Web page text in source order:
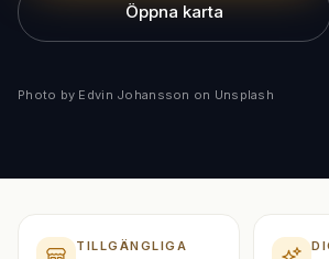
Öppna karta
Photo by Edvin Johansson on Unsplash
TILLGÄNGLIGA